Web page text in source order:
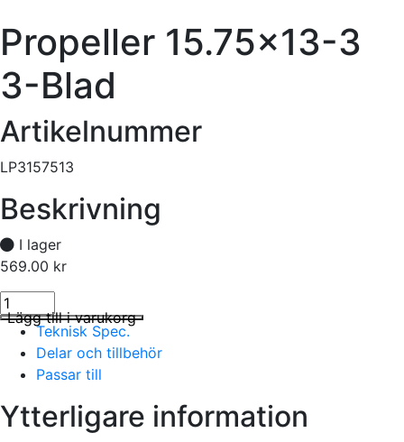
Propeller 15.75×13-3
3-Blad
Artikelnummer
LP3157513
Beskrivning
I lager
569.00 kr
I lager
Propeller 15.75x13-3 3-Blad mängd
Lägg till i varukorg
Teknisk Spec.
Delar och tillbehör
Passar till
Ytterligare information